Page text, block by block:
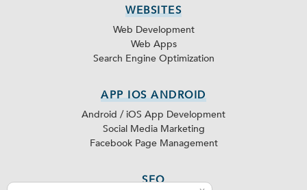
WEBSITES
Web Development
Web Apps
Search Engine Optimization
APP IOS ANDROID
Android / iOS App Development
Social Media Marketing
Facebook Page Management
SEO